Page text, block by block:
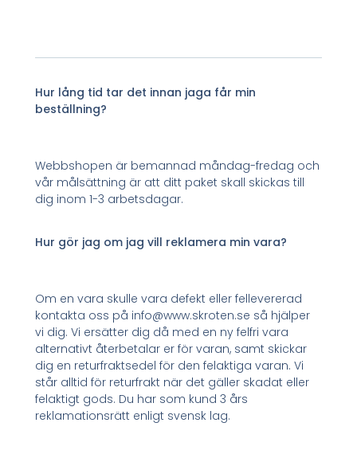
Hur lång tid tar det innan jaga får min
beställning?
Webbshopen är bemannad måndag-fredag och
vår målsättning är att ditt paket skall skickas till
dig inom 1-3 arbetsdagar.
Hur gör jag om jag vill reklamera min vara?
Om en vara skulle vara defekt eller fellevererad
kontakta oss på info@www.skroten.se så hjälper
vi dig. Vi ersätter dig då med en ny felfri vara
alternativt återbetalar er för varan, samt skickar
dig en returfraktsedel för den felaktiga varan. Vi
står alltid för returfrakt när det gäller skadat eller
felaktigt gods. Du har som kund 3 års
reklamationsrätt enligt svensk lag.